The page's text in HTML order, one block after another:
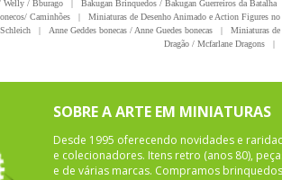
Welly / Bburago
| Bakugan Brinquedos / Bakugan Guerreiros da Batalha
Caminhões
|
Miniaturas de Desenho Animado e Action Figures
| Anne Geddes bonecas / Anne Guedes bonecas |
Miniaturas
Dragão / Mcfarlane Dragons
|
SOBRE A ARTE EM MINIATURAS
Desde 1995 oferecendo novidades e
e colecionadores. Itens retro (anos 80),
e de várias marcas. Compramos